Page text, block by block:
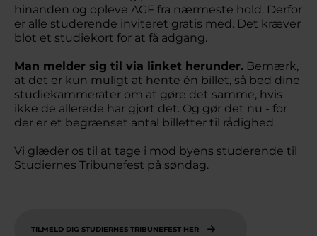
hinanden og opleve AGF fra nærmeste hold. Derfor
er alle studerende inviteret gratis med. Det kræver
blot et studiekort for at få adgang.
Man melder sig til via linket herunder. Bemærk,
at det er kun muligt at hente én billet, så bed dine
studiekammerater om at gøre det samme, hvis
ikke de allerede har gjort det. Og gør det nu - for
der er et begrænset antal billetter til rådighed.
Vi glæder os til at tage i mod byens studerende til
Studiernes Tribunefest på søndag.
TILMELD DIG STUDIERNES TRIBUNEFEST HER